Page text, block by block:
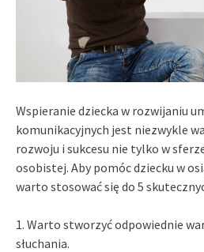
Wspieranie dziecka w rozwijaniu
komunikacyjnych jest niezwykle
rozwoju i sukcesu nie tylko w
osobistej. Aby pomóc dziecku w
warto stosować się do 5
1. Warto stworzyć odpowiednie
słuchania.